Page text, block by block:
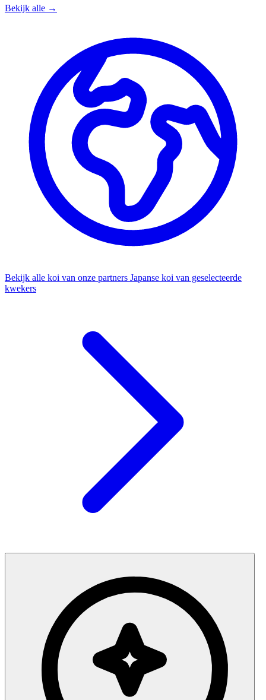
Bekijk alle →
Bekijk alle koi van onze partners Japanse koi van geselecteerde
kwekers